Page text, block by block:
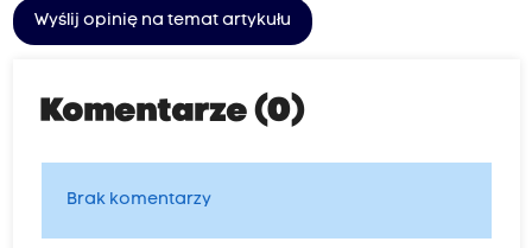
Wyślij opinię na temat artykułu
Komentarze (0)
Brak komentarzy